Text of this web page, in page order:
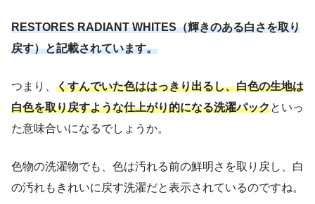
RESTORES RADIANT WHITES（輝きのある白さを取り
戻す）と記載されています。
つまり、 くすんでいた色ははっきり出るし、白色の生地は
白色を取り戻すような仕上がり的になる洗濯パックといっ
た意味合いになるでしょうか。
色物の洗濯物でも、色は汚れる前の鮮明さを取り戻し、白
の汚れもきれいに戻す洗濯だと表示されているのですね。